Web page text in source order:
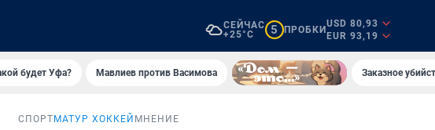
СЕЙЧАС
+25°C
5 ПРОБКИ
USD 80,93
EUR 93,19
будет Уфа? Мавлиев против Васимова Заказное
СПОРТ МАТУР ХОККЕЙ МНЕНИЕ